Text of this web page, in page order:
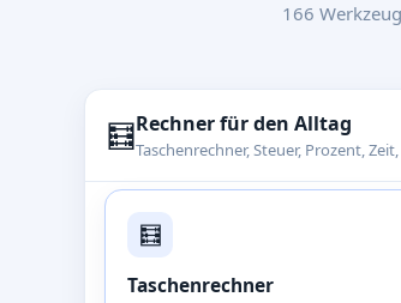
166
🧮Rechner für den Alltag
Taschenrechner, Steuer, Prozent,
🧮
Taschenrechner